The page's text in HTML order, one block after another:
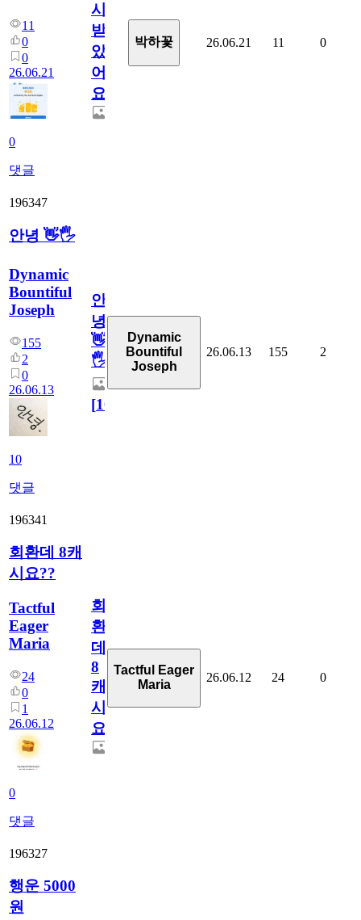
11
0
0
26.06.21
0
댓글
시
받
았
어
요.
박하꽃 26.06.21 11 0
196347
안녕 👋🖐
Dynamic
Bountiful
Joseph
155
2
0
26.06.13
10
댓글
안
녕
👋
🖐
[10
Dynamic
Bountiful
Joseph
26.06.13 155 2
196341
회환데 8캐
시요??
Tactful
Eager
Maria
24
0
1
26.06.12
0
댓글
회
환
데
8
캐
시
요??
Tactful Eager
Maria
26.06.12 24 0
196327
행운 5000
원